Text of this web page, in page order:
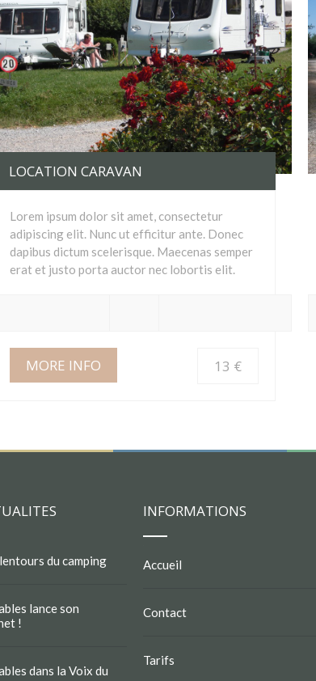
LOCATION CARAVAN
Lorem ipsum dolor sit amet, consectetur
adipiscing elit. Nunc ut efficitur ante. Donec
dapibus dictum scelerisque. Maecenas semper
erat et justo porta auctor nec lobortis elit.
MORE INFO 13 €
du camping
lance son
!
dans la Voix du
INFORMATIONS
Accueil
Contact
Tarifs